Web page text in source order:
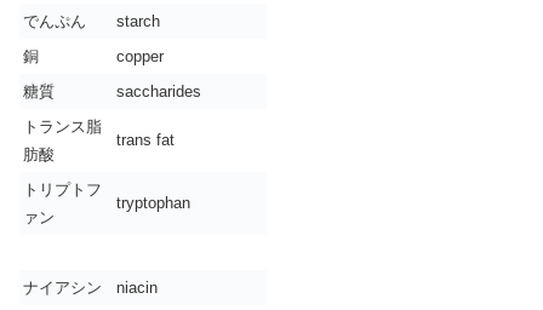
でんぷん
starch
銅
copper
糖質
saccharides
トランス脂
肪酸
trans fat
トリプトフ
ァン
tryptophan
ナイアシン
niacin